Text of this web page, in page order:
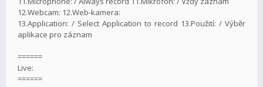
12.Webcam: 12.Web-kamera:
13.Application: / Select Application to record 13.Použití: / Výběr
aplikace pro záznam
======
Live:
======